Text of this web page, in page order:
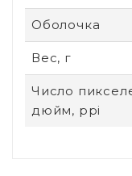
Оболочка
Вес, г
Число
дюйм, ppi